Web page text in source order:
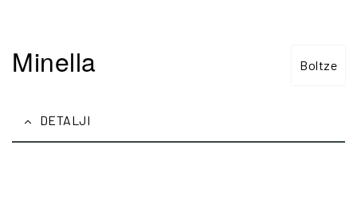
Boltze
Minella
DETALJI